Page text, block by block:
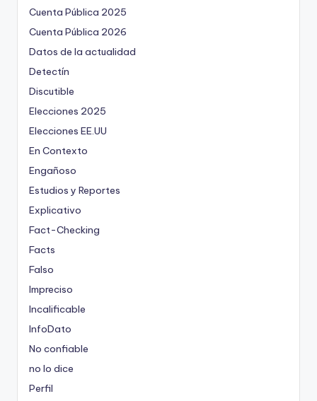
Cuenta Pública 2025
Cuenta Pública 2026
Datos de la actualidad
Detectín
Discutible
Elecciones 2025
Elecciones EE.UU
En Contexto
Engañoso
Estudios y Reportes
Explicativo
Fact-Checking
Facts
Falso
Impreciso
Incalificable
InfoDato
No confiable
no lo dice
Perfil